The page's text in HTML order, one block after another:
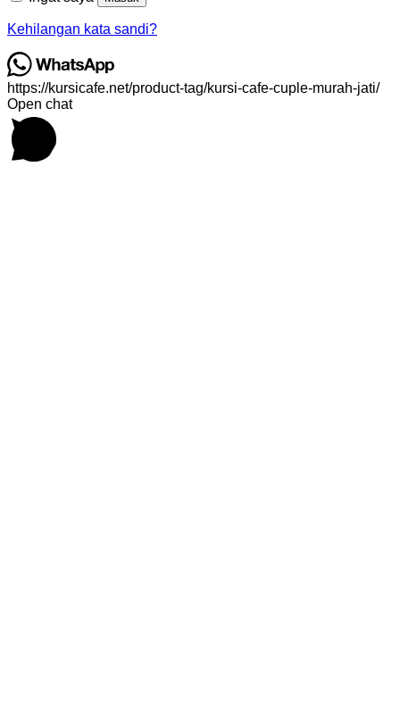
Kehilangan kata sandi?
https://kursicafe.net/product-tag/kursi-cafe-cuple-murah-jati/
Open chat